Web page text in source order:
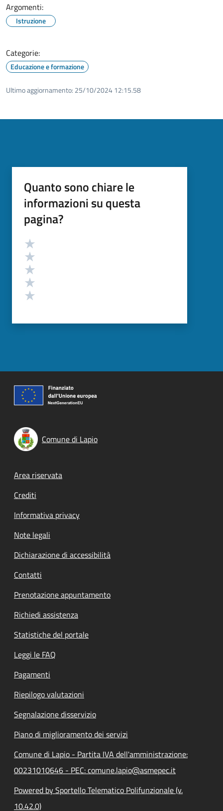
Argomenti:
Istruzione
Categorie:
Educazione e formazione
Ultimo aggiornamento: 25/10/2024 12:15.58
Quanto sono chiare le
informazioni su questa
pagina?
Valutazione
Comune di Lapio
Footer menu
Area riservata
Crediti
Informativa privacy
Note legali
Dichiarazione di accessibilità
Contatti
Prenotazione appuntamento
Richiedi assistenza
Statistiche del portale
Leggi le FAQ
Pagamenti
Riepilogo valutazioni
Segnalazione disservizio
Piano di miglioramento dei servizi
Comune di Lapio - Partita IVA dell'amministrazione:
00231010646 - PEC: comune.lapio@asmepec.it
Powered by Sportello Telematico Polifunzionale (v.
10.42.0)